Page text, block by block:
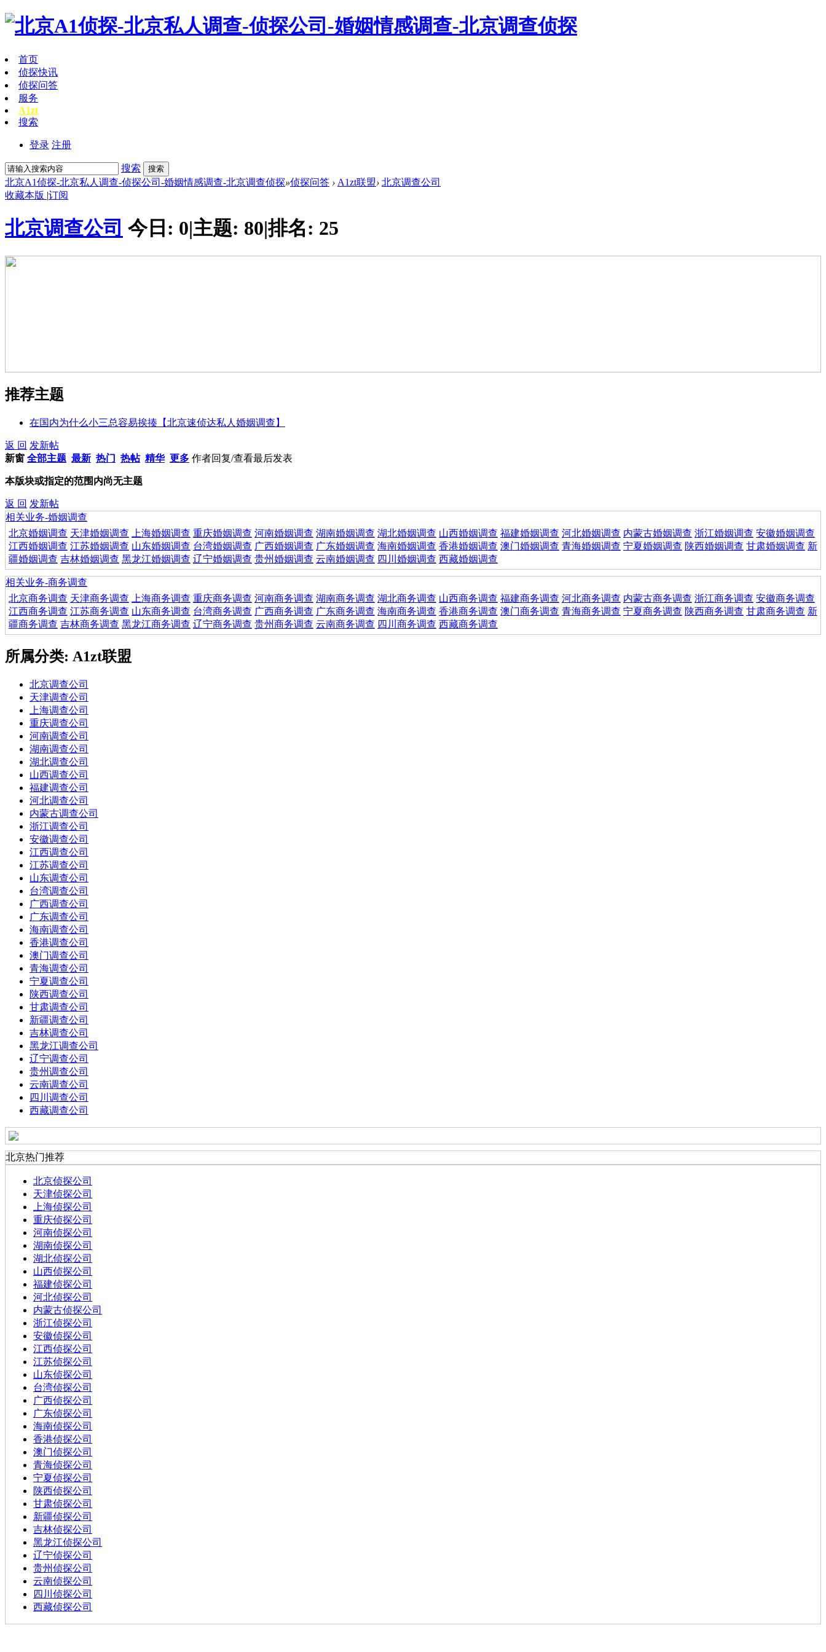
首页
侦探快讯
侦探问答
服务
A1zt
搜索
登录 注册
搜索 搜索
北京A1侦探-北京私人调查-侦探公司-婚姻情感调查-北京调查侦探»侦探问答 › A1zt联盟› 北京调查公司
收藏本版 |订阅
北京调查公司 今日: 0|主题: 80|排名: 25
推荐主题
在国内为什么小三总容易挨揍【北京速侦达私人婚姻调查】
返 回 发新帖
新窗 全部主题 最新 热门 热帖 精华 更多 作者回复/查看最后发表
本版块或指定的范围内尚无主题
返 回 发新帖
相关业务-婚姻调查
北京婚姻调查 天津婚姻调查 上海婚姻调查 重庆婚姻调查 河南婚姻调查 湖南婚姻调查 湖北婚姻调查 山西婚姻调查 福建婚姻调查 河北婚姻调查 内蒙古婚姻调查 浙江婚姻调查 安徽婚姻调查
江西婚姻调查 江苏婚姻调查 山东婚姻调查 台湾婚姻调查 广西婚姻调查 广东婚姻调查 海南婚姻调查 香港婚姻调查 澳门婚姻调查 青海婚姻调查 宁夏婚姻调查 陕西婚姻调查 甘肃婚姻调查 新
疆婚姻调查 吉林婚姻调查 黑龙江婚姻调查 辽宁婚姻调查 贵州婚姻调查 云南婚姻调查 四川婚姻调查 西藏婚姻调查
相关业务-商务调查
北京商务调查 天津商务调查 上海商务调查 重庆商务调查 河南商务调查 湖南商务调查 湖北商务调查 山西商务调查 福建商务调查 河北商务调查 内蒙古商务调查 浙江商务调查 安徽商务调查
江西商务调查 江苏商务调查 山东商务调查 台湾商务调查 广西商务调查 广东商务调查 海南商务调查 香港商务调查 澳门商务调查 青海商务调查 宁夏商务调查 陕西商务调查 甘肃商务调查 新
疆商务调查 吉林商务调查 黑龙江商务调查 辽宁商务调查 贵州商务调查 云南商务调查 四川商务调查 西藏商务调查
所属分类: A1zt联盟
北京调查公司
天津调查公司
上海调查公司
重庆调查公司
河南调查公司
湖南调查公司
湖北调查公司
山西调查公司
福建调查公司
河北调查公司
内蒙古调查公司
浙江调查公司
安徽调查公司
江西调查公司
江苏调查公司
山东调查公司
台湾调查公司
广西调查公司
广东调查公司
海南调查公司
香港调查公司
澳门调查公司
青海调查公司
宁夏调查公司
陕西调查公司
甘肃调查公司
新疆调查公司
吉林调查公司
黑龙江调查公司
辽宁调查公司
贵州调查公司
云南调查公司
四川调查公司
西藏调查公司
北京热门推荐
北京侦探公司
天津侦探公司
上海侦探公司
重庆侦探公司
河南侦探公司
湖南侦探公司
湖北侦探公司
山西侦探公司
福建侦探公司
河北侦探公司
内蒙古侦探公司
浙江侦探公司
安徽侦探公司
江西侦探公司
江苏侦探公司
山东侦探公司
台湾侦探公司
广西侦探公司
广东侦探公司
海南侦探公司
香港侦探公司
澳门侦探公司
青海侦探公司
宁夏侦探公司
陕西侦探公司
甘肃侦探公司
新疆侦探公司
吉林侦探公司
黑龙江侦探公司
辽宁侦探公司
贵州侦探公司
云南侦探公司
四川侦探公司
西藏侦探公司